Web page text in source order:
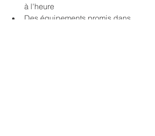
à l'heure
﻿﻿Des équipements promis dans